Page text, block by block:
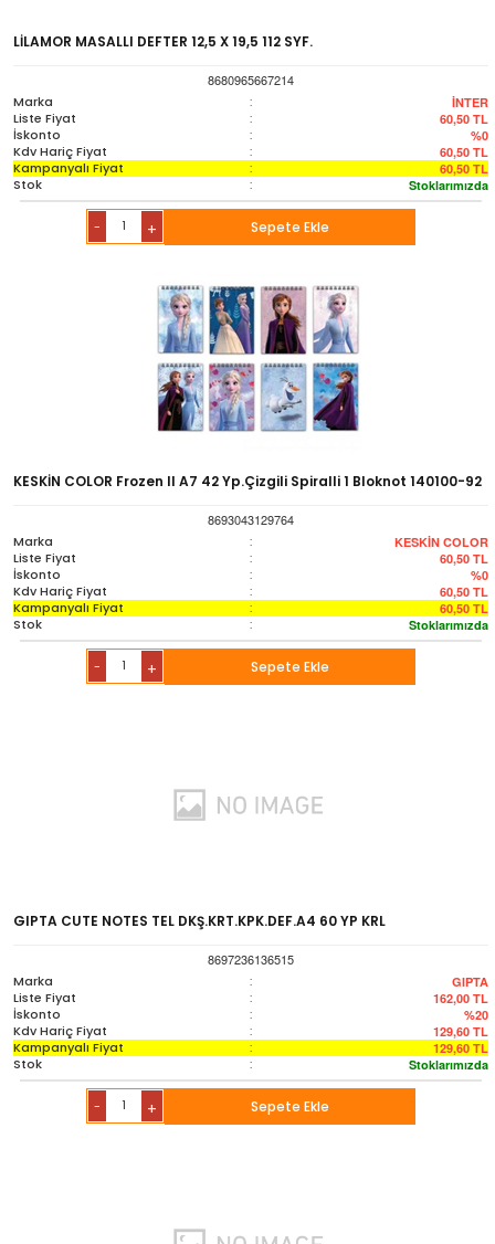
LİLAMOR MASALLI DEFTER 12,5 X 19,5 112 SYF.
8680965667214
Marka
: İNTER
Liste Fiyat : 60,50 TL
İskonto : %0
Kdv Hariç Fiyat : 60,50 TL
Kampanyalı Fiyat : 60,50 TL
Stok : Stoklarımızda
- + Sepete Ekle
KESKİN COLOR Frozen II A7 42 Yp.Çizgili Spiralli 1 Bloknot 140100-92
8693043129764
Marka
: KESKİN COLOR
Liste Fiyat : 60,50 TL
İskonto : %0
Kdv Hariç Fiyat : 60,50 TL
Kampanyalı Fiyat : 60,50 TL
Stok : Stoklarımızda
- + Sepete Ekle
GIPTA CUTE NOTES TEL DKŞ.KRT.KPK.DEF.A4 60 YP KRL
8697236136515
Marka
: GIPTA
Liste Fiyat : 162,00 TL
İskonto : %20
Kdv Hariç Fiyat : 129,60 TL
Kampanyalı Fiyat : 129,60 TL
Stok : Stoklarımızda
- + Sepete Ekle